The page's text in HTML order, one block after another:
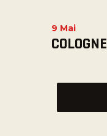
9 Mai